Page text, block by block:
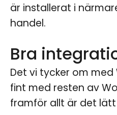
är installerat i
handel.
Bra
Det vi tycker om
fint med resten av
framför allt är det